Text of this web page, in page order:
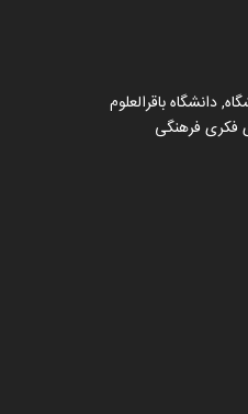
دانشگاه باقرالعلوم
فکری فرهنگی